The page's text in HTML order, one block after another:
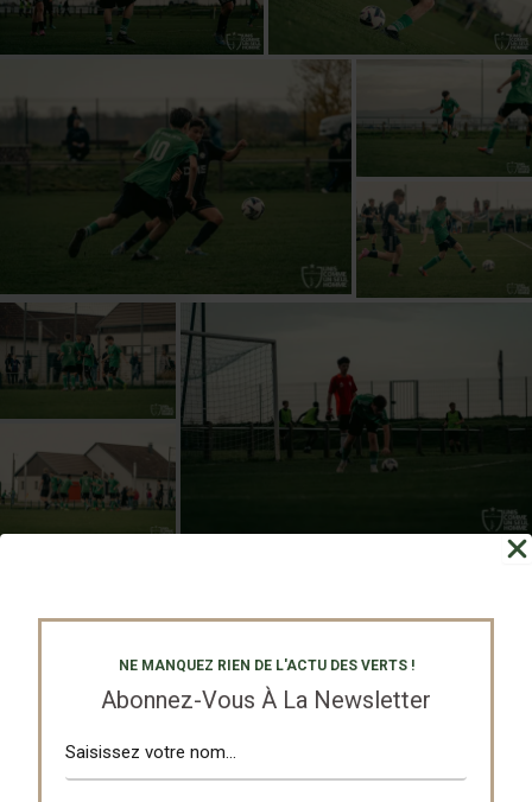
NE MANQUEZ RIEN DE L'ACTU DES VERTS !
Abonnez-Vous À La Newsletter